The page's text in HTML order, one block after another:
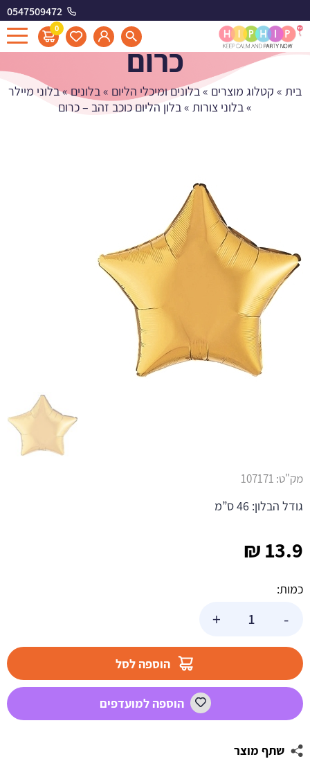
0547509472
0
בלון הליום כוכב זהב -
כרום
בית » קטלוג מוצרים »בלונים ומיכלי הליום »בלונים»בלוני מיילר
»בלוני צורות »בלון הליום כוכב זהב – כרום
13.9
₪
כמות:
-
זהב
כרום
+
הוספה לסל
הוספה למועדפים
שתף מוצר
מק"ט: 107171
גודל הבלון: 46 ס”מ